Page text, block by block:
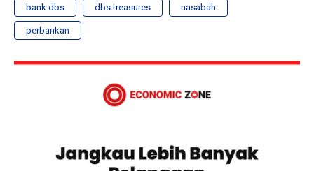
bank dbs dbs treasures nasabah
perbankan